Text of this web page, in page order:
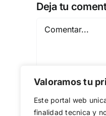
Valoramos tu
Este portal web
finalidad tecnica y
Deja tu
Comentar